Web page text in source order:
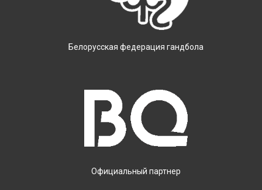
Белорусская федерация гандбола
Официальный партнер